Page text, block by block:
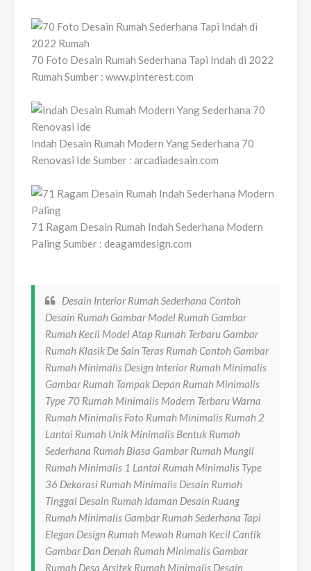
70 Foto Desain Rumah Sederhana Tapi Indah di 2022
Rumah Sumber : www.pinterest.com
Indah Desain Rumah Modern Yang Sederhana 70
Renovasi Ide Sumber : arcadiadesain.com
71 Ragam Desain Rumah Indah Sederhana Modern
Paling Sumber : deagamdesign.com
Desain Interior Rumah Sederhana Contoh
Desain Rumah Gambar Model Rumah Gambar
Rumah Kecil Model Atap Rumah Terbaru Gambar
Rumah Klasik De Sain Teras Rumah Contoh Gambar
Rumah Minimalis Design Interior Rumah Minimalis
Gambar Rumah Tampak Depan Rumah Minimalis
Type 70 Rumah Minimalis Modern Terbaru Warna
Rumah Minimalis Foto Rumah Minimalis Rumah 2
Lantai Rumah Unik Minimalis Bentuk Rumah
Sederhana Rumah Biasa Gambar Rumah Mungil
Rumah Minimalis 1 Lantai Rumah Minimalis Type
36 Dekorasi Rumah Minimalis Desain Rumah
Tinggal Desain Rumah Idaman Desain Ruang
Rumah Minimalis Gambar Rumah Sederhana Tapi
Elegan Design Rumah Mewah Rumah Kecil Cantik
Gambar Dan Denah Rumah Minimalis Gambar
Rumah Desa Arsitek Rumah Minimalis Desain